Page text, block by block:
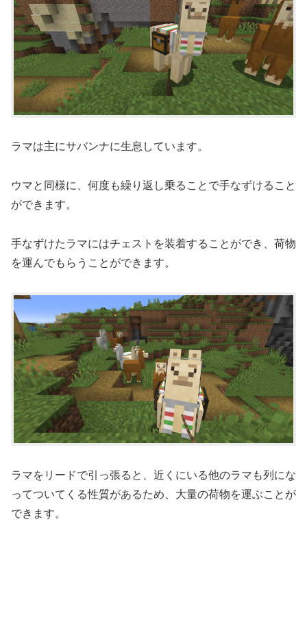
ラマは主にサバンナに生息しています。
ウマと同様に、何度も繰り返し乗ることで手なずけること
ができます。
手なずけたラマにはチェストを装着することができ、荷物
を運んでもらうことができます。
ラマをリードで引っ張ると、近くにいる他のラマも列にな
ってついてくる性質があるため、大量の荷物を運ぶことが
できます。